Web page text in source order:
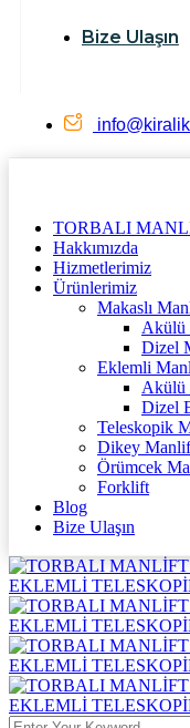
Bize Ulaşın
TORBALI
Hakkımızda
Hizmetlerimiz
Ürünlerimiz
Makaslı
Akülü
Dizel
Eklemli
Akülü
Dizel
Teleskopik
Dikey
Örümcek
Forklift
Blog
Bize Ulaşın